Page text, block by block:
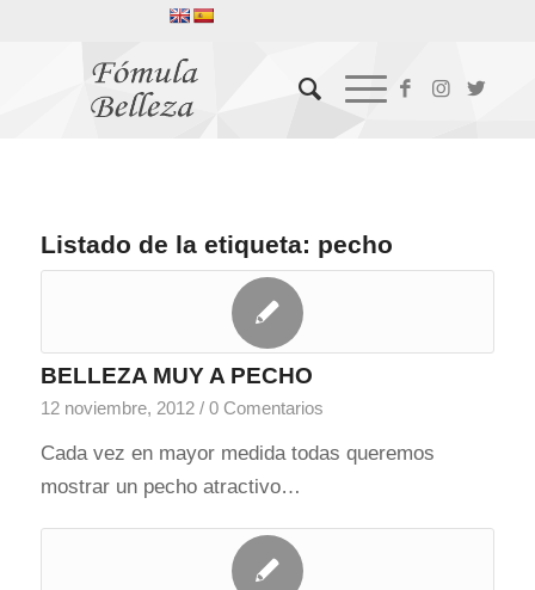
Listado de la etiqueta: pecho
BELLEZA MUY A PECHO
12 noviembre, 2012 / 0 Comentarios
Cada vez en mayor medida todas queremos
mostrar un pecho atractivo…